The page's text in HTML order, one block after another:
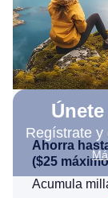
Regístrate y
Ahorra
($25
Acumula